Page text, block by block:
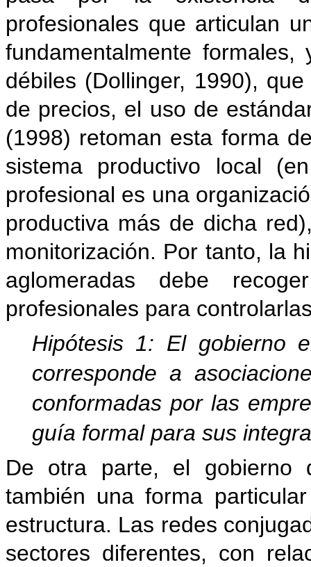
profesionales que articulan
fundamentalmente
débiles (Dollinger, 1990),
de precios, el uso de
(1998) retoman esta forma
sistema productivo local
profesional es una
productiva más de dicha
monitorización. Por tanto, la
aglomeradas debe
profesionales para
Hipótesis 1: El gobierno
corresponde a
conformadas por las
guía formal para sus
De otra parte, el gobierno
también una forma
estructura. Las redes
sectores diferentes, con